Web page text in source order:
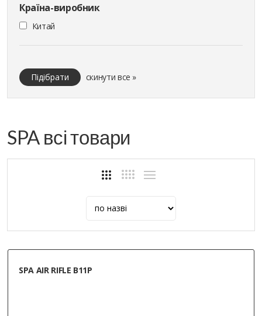
Країна-виробник
Китай
Підібрати скинути все »
SPA всі товари
SPA AIR RIFLE B11Р